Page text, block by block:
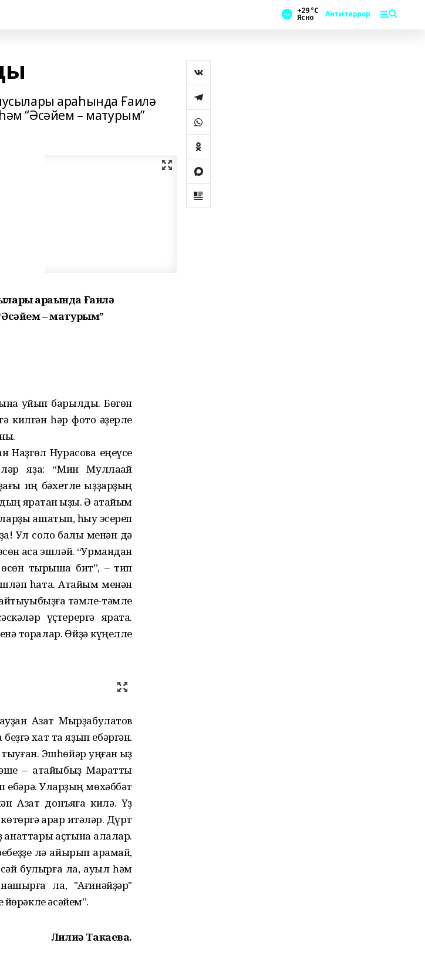
+29 °С
Ясно Антитеррор
араһында Ғаилә
“Әсәйем – матурым”
араһында Ғаилә
– матурым”
ҡуйып барылды. Бөгөн
килгән һәр фото ҡәҙерле
Наҙгөл Нурасова еңеүсе
яҙа: “Мин Муллаҡай
иң бәхетле ҡыҙҙарҙың
яратҡан ҡыҙы. Ә атайым
ашатып, һыу эсереп
Ул солоҡ балы менән дә
аҡса эшләй. “Урмандан
өсөн тырыша бит”, – тип
һата. Атайым менән
тәмле-тәмле
үҫтерергә ярата.
торалар. Өйҙә күңелле
Азат Мырҙабулатов
хат та яҙып ебәргән.
Эшһөйәр уңған ҡыҙ
– атайыбыҙ Маратты
ебәрә. Уларҙың мөхәббәт
Азат донъяға килә. Үҙ
ҡарар итәләр. Дүрт
ҡанаттары аҫтына алалар.
лә айырып ҡарамай,
булырға ла, ауыл һәм
ла, "Ағинәйҙәр"
әсәйем”.
Лилиә Такаева.